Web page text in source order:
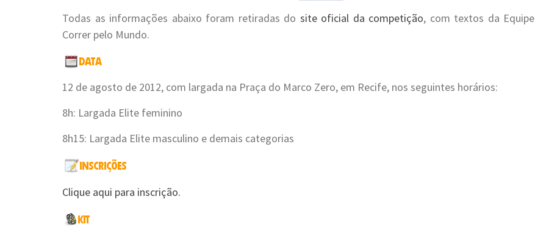
Todas as informações abaixo foram retiradas do site oficial da competição, com textos da Equipe
Correr pelo Mundo.
12 de agosto de 2012, com largada na Praça do Marco Zero, em Recife, nos seguintes horários:
8h: Largada Elite feminino
8h15: Largada Elite masculino e demais categorias
Clique aqui para inscrição.